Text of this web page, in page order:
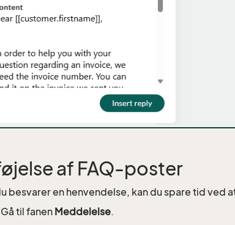
af FAQ-poster
besvarer en henvendelse, kan du spare tid ved
Gå til fanen Meddelelse.